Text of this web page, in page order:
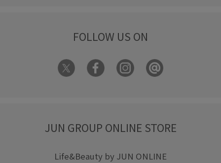
FOLLOW US ON
JUN GROUP ONLINE STORE
Life&Beauty by JUN ONLINE